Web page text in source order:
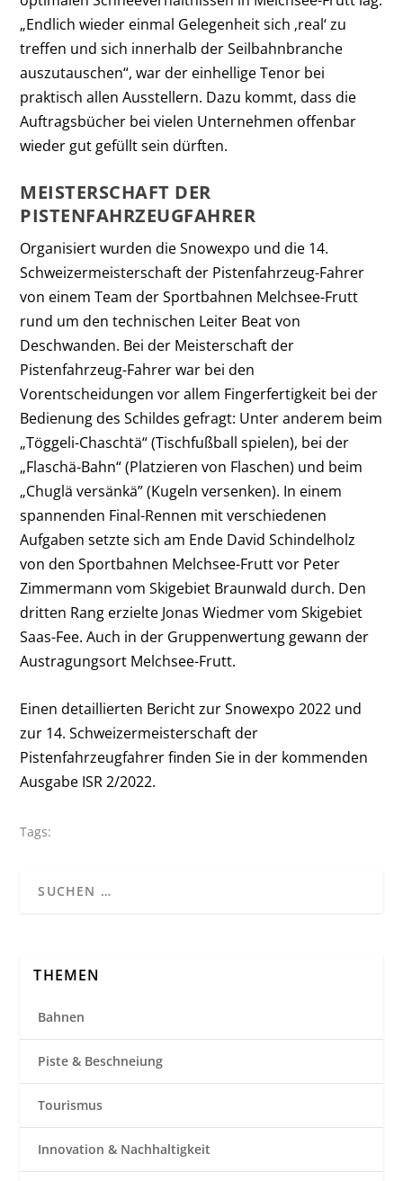
„Endlich wieder einmal Gelegenheit sich ‚real‘ zu
treffen und sich innerhalb der Seilbahnbranche
auszutauschen“, war der einhellige Tenor bei
praktisch allen Ausstellern. Dazu kommt, dass die
Auftragsbücher bei vielen Unternehmen offenbar
wieder gut gefüllt sein dürften.
MEISTERSCHAFT DER
PISTENFAHRZEUGFAHRER
Organisiert wurden die Snowexpo und die 14.
Schweizermeisterschaft der Pistenfahrzeug-Fahrer
von einem Team der Sportbahnen Melchsee-Frutt
rund um den technischen Leiter Beat von
Deschwanden. Bei der Meisterschaft der
Pistenfahrzeug-Fahrer war bei den
Vorentscheidungen vor allem Fingerfertigkeit bei der
Bedienung des Schildes gefragt: Unter anderem beim
„Töggeli-Chaschtä“ (Tischfußball spielen), bei der
„Flaschä-Bahn“ (Platzieren von Flaschen) und beim
„Chuglä versänkä” (Kugeln versenken). In einem
spannenden Final-Rennen mit verschiedenen
Aufgaben setzte sich am Ende David Schindelholz
von den Sportbahnen Melchsee-Frutt vor Peter
Zimmermann vom Skigebiet Braunwald durch. Den
dritten Rang erzielte Jonas Wiedmer vom Skigebiet
Saas-Fee. Auch in der Gruppenwertung gewann der
Austragungsort Melchsee-Frutt.
Einen detaillierten Bericht zur Snowexpo 2022 und
zur 14. Schweizermeisterschaft der
Pistenfahrzeugfahrer finden Sie in der kommenden
Ausgabe ISR 2/2022.
Tags:
THEMEN
Bahnen
Piste & Beschneiung
Tourismus
Innovation & Nachhaltigkeit